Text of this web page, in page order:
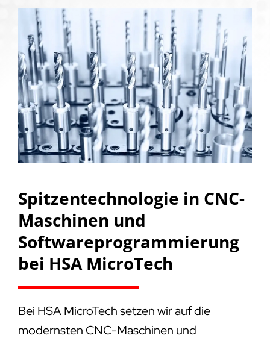
Spitzentechnologie in CNC-
Maschinen und
Softwareprogrammierung
bei HSA MicroTech
Bei HSA MicroTech setzen wir auf die
modernsten CNC-Maschinen und